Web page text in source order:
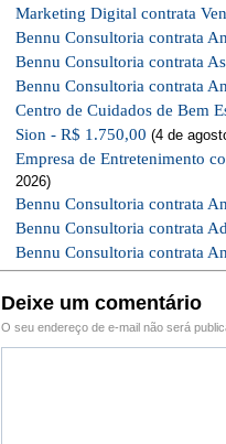
Marketing Digital contrata
Bennu Consultoria contrata
Bennu Consultoria contrata
Bennu Consultoria contrata
Centro de Cuidados de Bem
Sion - R$ 1.750,00 (4 de
Empresa de Entretenimento
2026)
Bennu Consultoria contrata
Bennu Consultoria contrata
Bennu Consultoria contrata
Deixe um comentário
O seu endereço de e-mail não será